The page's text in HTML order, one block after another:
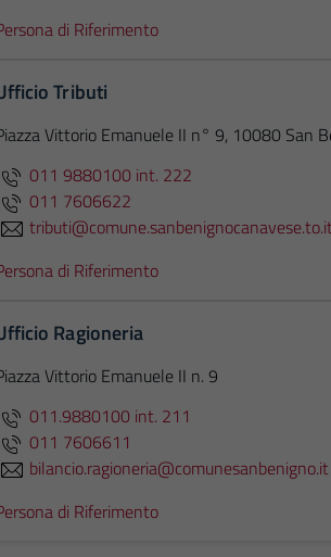
di Riferimento
Tributi
Vittorio Emanuele II n° 9, 10080 San
011 9880100 int. 222
011 7606622
di Riferimento
Ragioneria
Vittorio Emanuele II n. 9
011.9880100 int. 211
011 7606611
bilancio.ragioneria@comunesanbenigno.it
di Riferimento